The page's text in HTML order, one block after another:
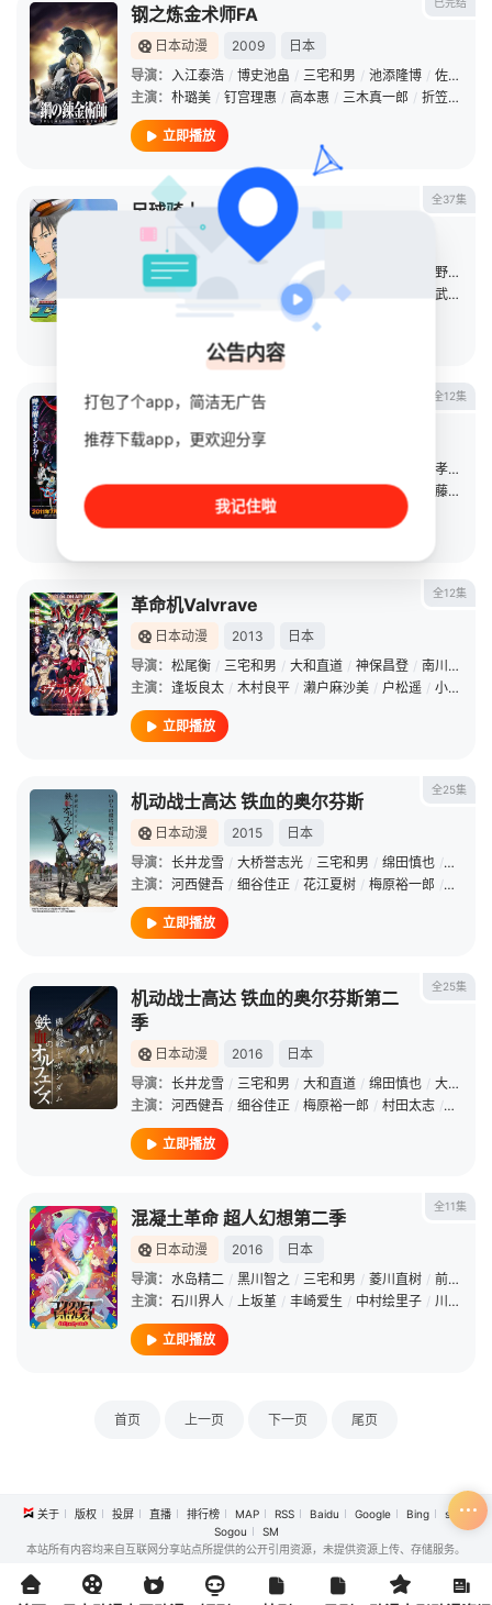
钢之炼金术师FA
日本动漫 2009
日本
导演： 入江泰浩 / 博史池畠 / 三宅和男 / 池添隆博 / 佐藤育郎
主演： 朴璐美 / 钉宫理惠 / 高本惠 / 三木真一郎 / 折笠富美子
立即播放
全37集
足球骑士
日本动漫 2012
导演：小仓宏文 关田修 又野弘道
主演：三瓶由布子 福山润 / 伊藤静 / 子安武人
全12集
七合圣石战记
日本动漫 2011
林直孝 /
冈本信彦 伊藤加奈惠
立即播放
全12集
革命机Valvrave
日本动漫 2013
日本
导演： 松尾衡 / 三宅和男 / 大和直道 / 神保昌登 / 南川达马
主演： 逢坂良太 / 木村良平 / 濑户麻沙美 / 户松遥 / 小野友树
立即播放
全25集
机动战士高达 铁血的奥尔芬斯
日本动漫 2015
日本
导演： 长井龙雪 / 大桥誉志光 / 三宅和男 / 绵田慎也 / 大和直
主演： 河西健吾 / 细谷佳正 / 花江夏树 / 梅原裕一郎 / 内匠靖
立即播放
全25集
机动战士高达 铁血的奥尔芬斯第二
季
日本动漫 2016
日本
导演： 长井龙雪 / 三宅和男 / 大和直道 / 绵田慎也 / 大久保朋
主演： 河西健吾 / 细谷佳正 / 梅原裕一郎 / 村田太志 / 齐藤壮
立即播放
全11集
混凝土革命 超人幻想第二季
日本动漫 2016
日本
导演： 水岛精二 / 黑川智之 / 三宅和男 / 菱川直树 / 前园文夫
主演： 石川界人 / 上坂堇 / 丰崎爱生 / 中村绘里子 / 川岛得爱
立即播放
首页 上一页 下一页 尾页
关于 版权 投屏 直播 排行榜 MAP RSS Baidu Google Bing
so
Sogou
SM
本站所有内容均来自互联网分享站点所提供的公开引用资源，未提供资源上传、存储服务。
公告内容
打包了个app，简洁无广告
推荐下载app，更欢迎分享
我记住啦